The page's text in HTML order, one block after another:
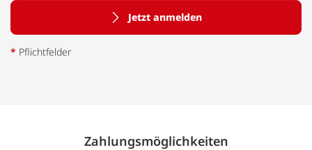
Jetzt anmelden
* Pflichtfelder
Zahlungs­möglich­keiten